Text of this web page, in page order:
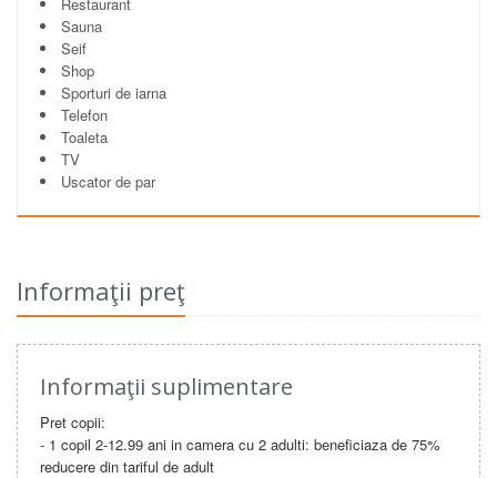
Sauna
Seif
Shop
Sporturi de iarna
Telefon
Toaleta
TV
Uscator de par
Informaţii preţ
Informaţii suplimentare
Pret copii:
- 1 copil 2-12.99 ani in camera cu 2 adulti: beneficiaza de 75%
reducere din tariful de adult